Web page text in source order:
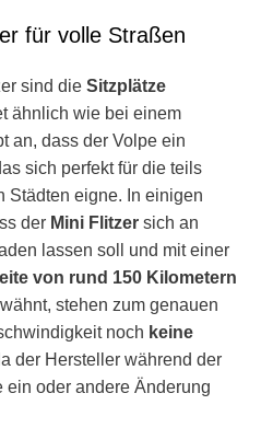
für volle Straßen
sind die Sitzplätze
ähnlich wie bei einem
an, dass der Volpe ein
sich perfekt für die teils
Städten eigne. In einigen
der Mini Flitzer sich an
lassen soll und mit einer
von rund 150 Kilometern
stehen zum genauen
noch keine
der Hersteller während der
ein oder andere Änderung